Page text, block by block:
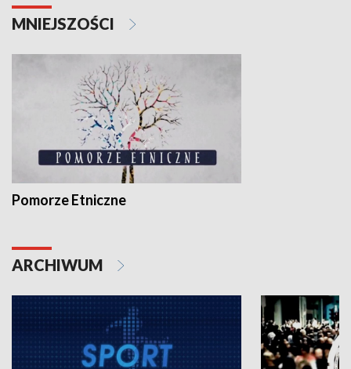
MNIEJSZOŚCI
Pomorze Etniczne
ARCHIWUM